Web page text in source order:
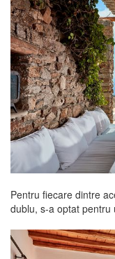
Pentru fiecare dintre
dublu, s-a optat pentru